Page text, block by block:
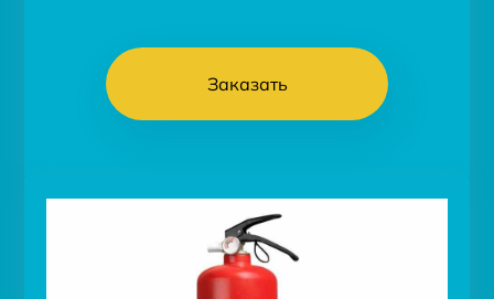
Заказать